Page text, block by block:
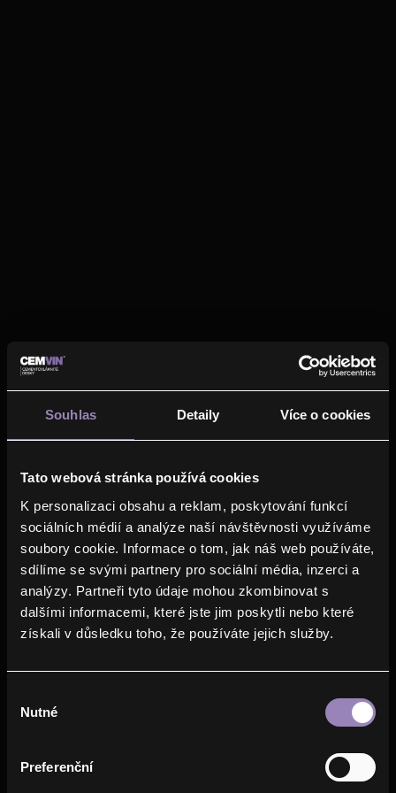
Souhlas Detaily Více o cookies
Tato webová stránka používá cookies
K personalizaci obsahu a reklam, poskytování funkcí
sociálních médií a analýze naší návštěvnosti využíváme
soubory cookie. Informace o tom, jak náš web používáte,
sdílíme se svými partnery pro sociální média, inzerci a
analýzy. Partneři tyto údaje mohou zkombinovat s
dalšími informacemi, které jste jim poskytli nebo které
získali v důsledku toho, že používáte jejich služby.
souhlasu
Nutné
Preferenční
YOU WILL RECEIVE
CONSULTATION AS
SOON AS POSSIBLE
100%
FREE
INOVATION AND
EFFICIENCY IN